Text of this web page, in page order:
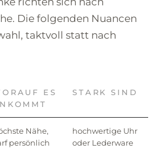
Die folgenden Nuancen
taktvoll statt nach
ES
STARK SIND
Nähe,
persönlich
hochwertige Uhr
oder Lederware